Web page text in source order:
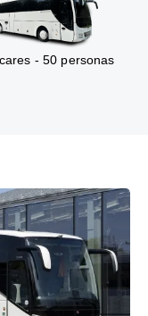
- 50 personas